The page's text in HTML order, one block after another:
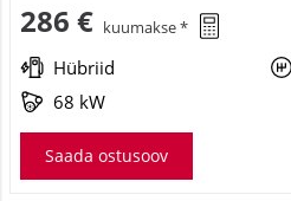
286 € kuumakse *
Hübriid
68 kW
Saada ostusoov